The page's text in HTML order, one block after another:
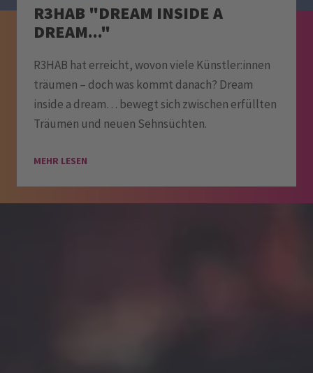
R3HAB "DREAM INSIDE A
DREAM..."
R3HAB hat erreicht, wovon viele Künstler:innen
träumen – doch was kommt danach? Dream
inside a dream… bewegt sich zwischen erfüllten
Träumen und neuen Sehnsüchten.
MEHR LESEN